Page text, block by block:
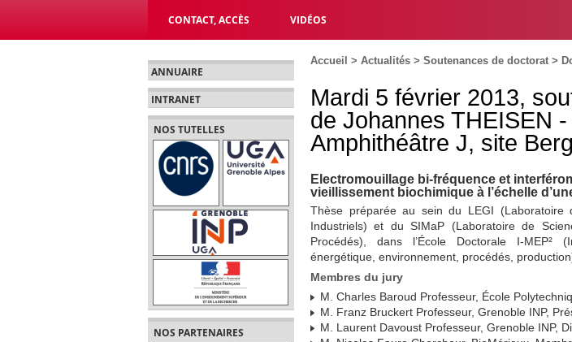
CONTACT, ACCÈS VIDÉOS
ANNUAIRE
INTRANET
NOS TUTELLES
NOS PARTENAIRES
Accueil > Actualités > Soutenances de doctorat >
Mardi 5 février 2013,
de Johannes THEISEN
Amphithéâtre J, site
Electromouillage bi-fréquence et
vieillissement biochimique à l’échelle
Thèse préparée au sein du LEGI (Laboratoire
Industriels) et du SIMaP (Laboratoire de
Procédés), dans l’École Doctorale I-MEP²
énergétique, environnement, procédés,
Membres du jury
M. Charles Baroud Professeur, École
M. Franz Bruckert Professeur, Grenoble INP,
M. Laurent Davoust Professeur, Grenoble INP,